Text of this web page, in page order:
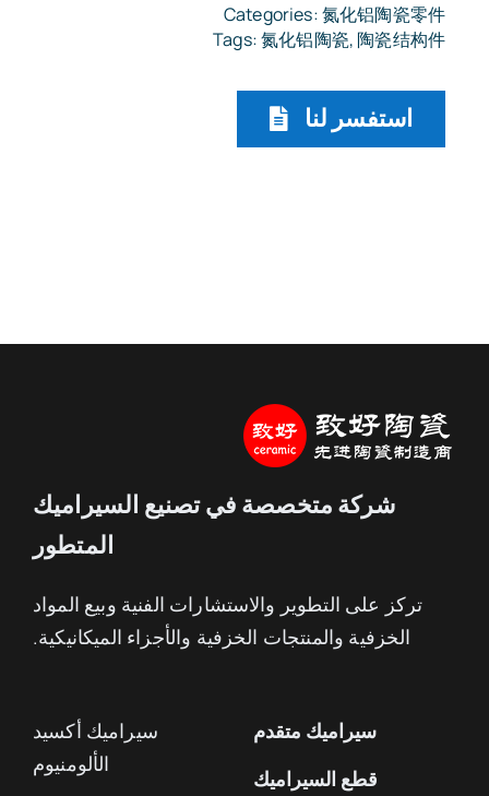
Categories:氮化铝陶瓷零件
Tags:氮化铝陶瓷, 陶瓷结构件
استفسر لنا
شركة متخصصة في تصنيع السيراميك
المتطور
تركز على التطوير والاستشارات الفنية وبيع المواد
الخزفية والمنتجات الخزفية والأجزاء الميكانيكية.
سيراميك متقدم
قطع السيراميك
سيراميك أكسيد
الألومنيوم